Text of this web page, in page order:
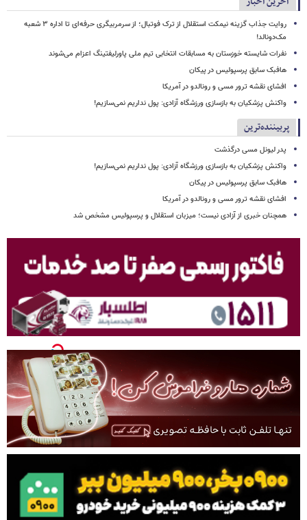
روایت جذاب گزینه نیمکت استقلال از ترک فوتبال؛ از سرمربیگری حرفه‌ای تا اداره ۳ شعبه
مک‌دونالد!
نفرات شایسته خوزستان به مسابقات انتخابی تیم ملی پاورلیفتینگ اعزام می‌شوند
هافبک سابق پرسپولیس در پیکان
افشای نقشه ترور مسی و رونالدو در آمریکا
واکنش پزشکیان به بازسازی ورزشگاه آزادی: پول نداریم نمی‌سازیم!
پربیننده‌ترین
پدر لیونل مسی درگذشت
واکنش پزشکیان به بازسازی ورزشگاه آزادی: پول نداریم نمی‌سازیم!
هافبک سابق پرسپولیس در پیکان
افشای نقشه ترور مسی و رونالدو در آمریکا
همچنان خبری از آزادی نیست؛ میزبان استقلال و پرسپولیس مشخص شد